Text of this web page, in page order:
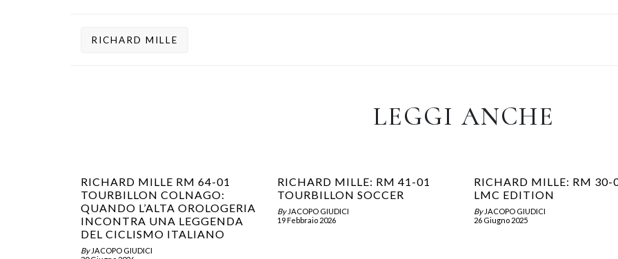
RICHARD MILLE
LEGGI ANCHE
RICHARD MILLE RM 64-01
TOURBILLON COLNAGO:
QUANDO L’ALTA OROLOGERIA
INCONTRA UNA LEGGENDA
DEL CICLISMO ITALIANO
By JACOPO GIUDICI
RICHARD MILLE: RM 41-01
TOURBILLON SOCCER
By JACOPO GIUDICI
19 Febbraio 2026
RICHARD MILLE: RM 30-
LMC EDITION
By JACOPO GIUDICI
26 Giugno 2025